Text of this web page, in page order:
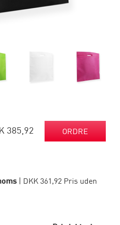
385,92 ORDRE
| DKK 361,92 Pris uden